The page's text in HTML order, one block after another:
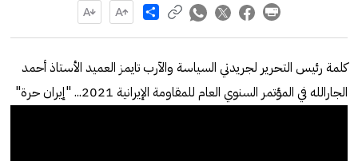
Share
كلمة رئيس التحرير لجريدتي السياسة والآرب تايمز العميد الأستاذ أحمد
الجارالله في المؤتمر السنوي العام للمقاومة الإيرانية 2021... "إيران حرة"